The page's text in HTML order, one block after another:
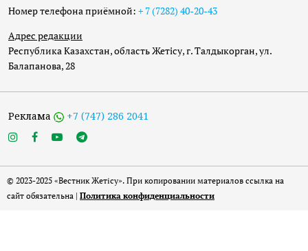
Номер телефона приёмной: + 7 (7282) 40-20-43
Адрес редакции
Республика Казахстан, область Жетісу, г. Талдыкорган, ул.
Балапанова, 28
Реклама +7 (747) 286 2041
© 2023-2025 «Вестник Жетісу». При копировании материалов ссылка на
сайт обязательна | Политика конфиденциальности